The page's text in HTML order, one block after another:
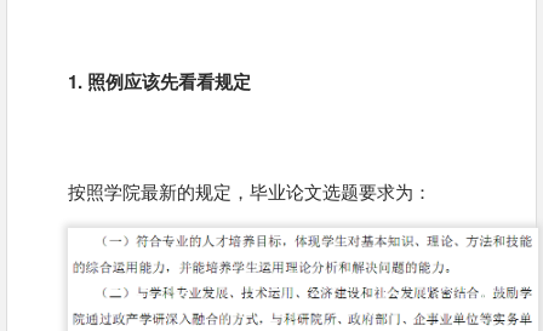
1. 照例应该先看看规定
按照学院最新的规定，毕业论文选题要求为：